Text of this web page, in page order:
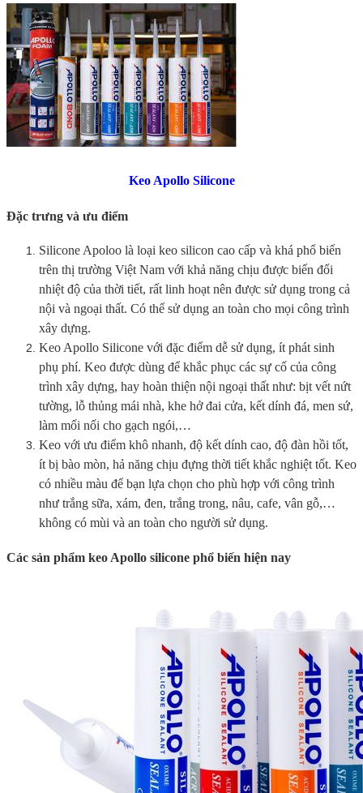
Keo Apollo Silicone
Đặc trưng và ưu điểm
Silicone Apoloo là loại keo silicon cao cấp và khá phổ biến
trên thị trường Việt Nam với khả năng chịu được biến đổi
nhiệt độ của thời tiết, rất linh hoạt nên được sử dụng trong cả
nội và ngoại thất. Có thể sử dụng an toàn cho mọi công trình
xây dựng.
Keo Apollo Silicone với đặc điểm dễ sử dụng, ít phát sinh
phụ phí. Keo được dùng để khắc phục các sự cố của công
trình xây dựng, hay hoàn thiện nội ngoại thất như: bịt vết nứt
tường, lỗ thủng mái nhà, khe hở đai cửa, kết dính đá, men sứ,
làm mối nối cho gạch ngói,…
Keo với ưu điểm khô nhanh, độ kết dính cao, độ đàn hồi tốt,
ít bị bào mòn, hả năng chịu đựng thời tiết khắc nghiệt tốt. Keo
có nhiều màu để bạn lựa chọn cho phù hợp với công trình
như trắng sữa, xám, đen, trắng trong, nâu, cafe, vân gỗ,…
không có mùi và an toàn cho người sử dụng.
Các sản phẩm keo Apollo silicone phổ biến hiện nay